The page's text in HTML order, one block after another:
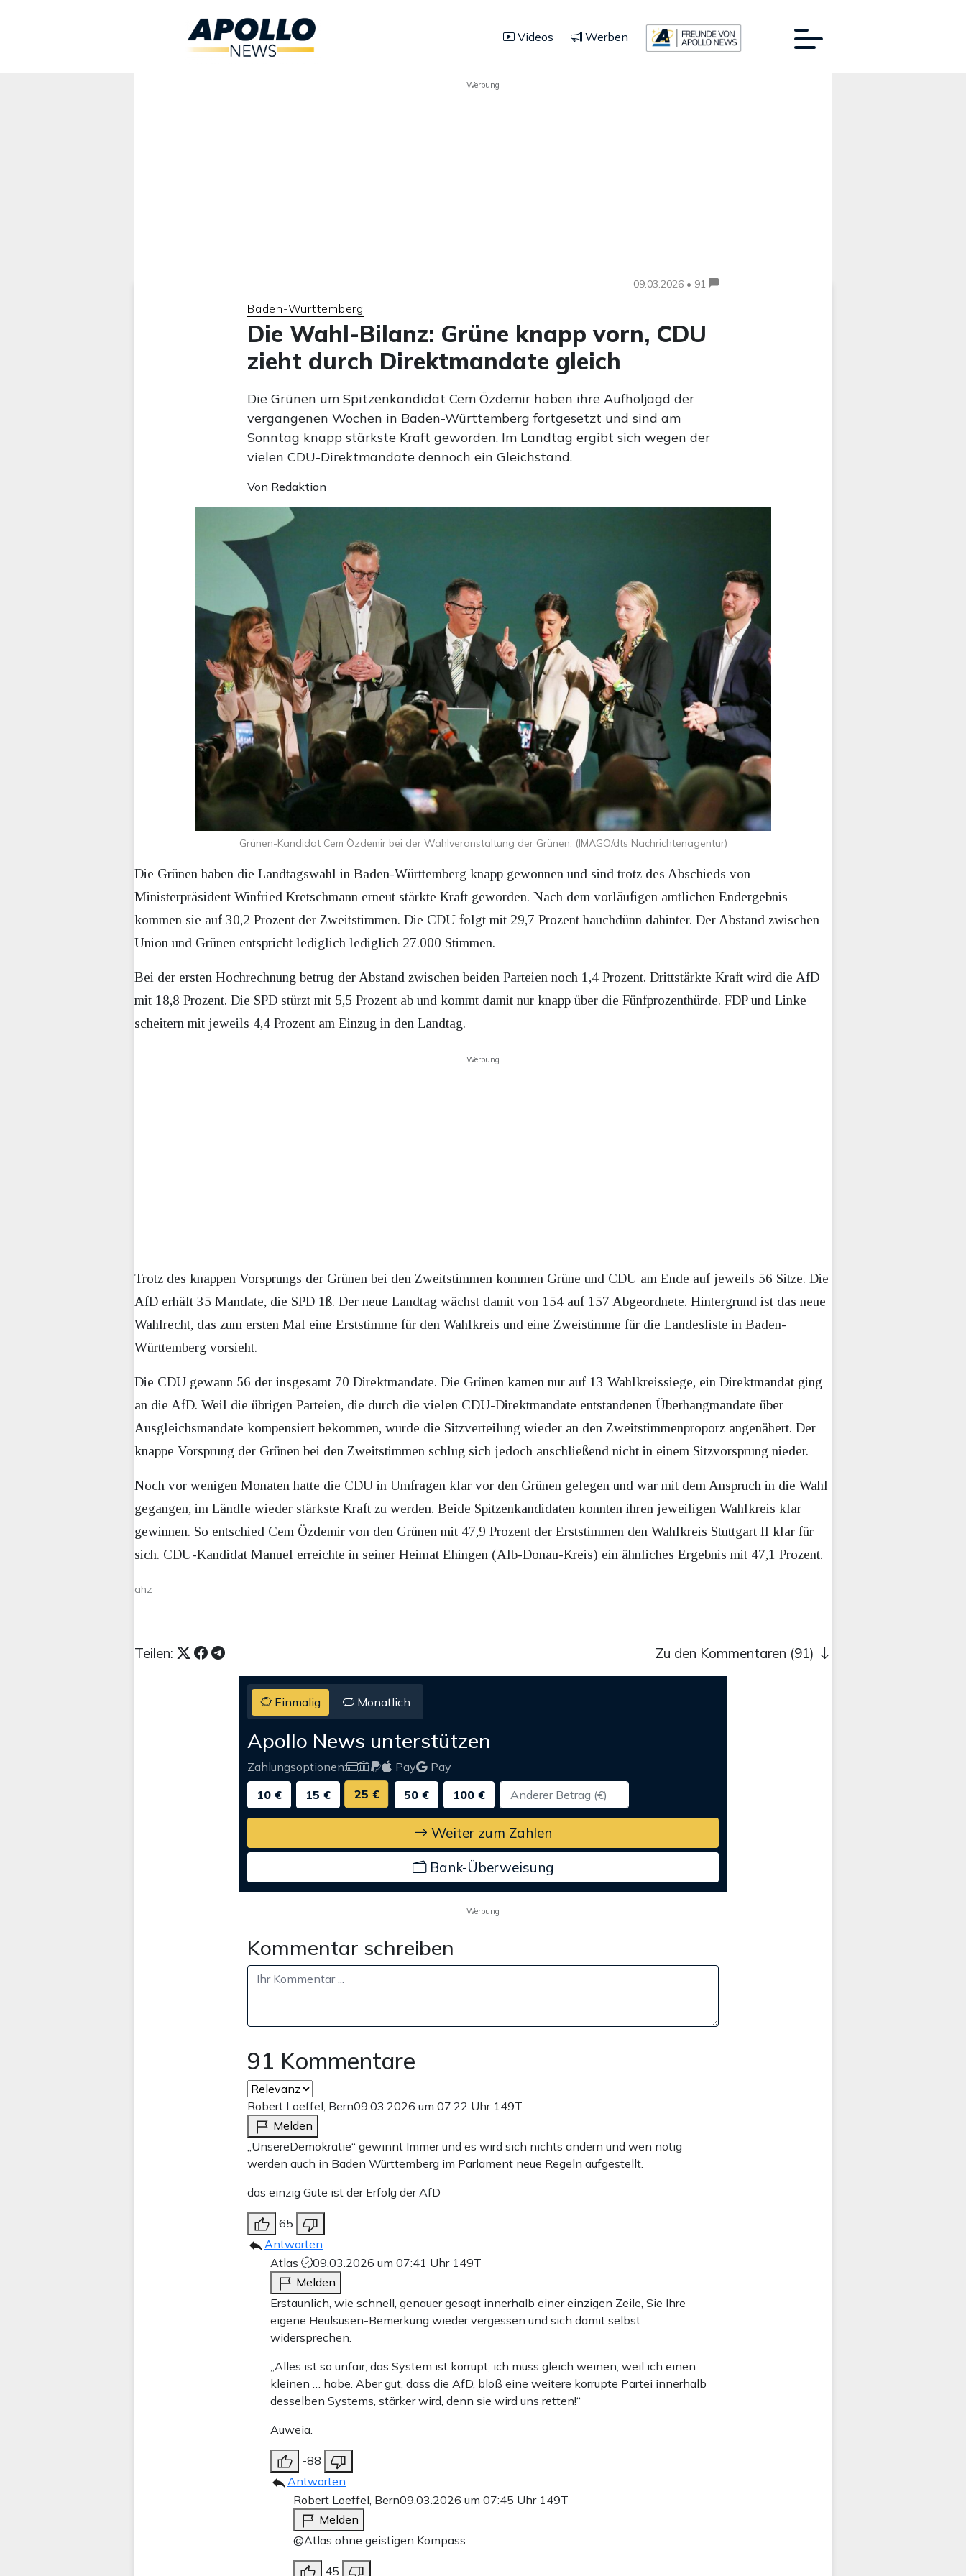
Videos Werben
Werbung
09.03.2026 • 91
Baden-Württemberg
Die Wahl-Bilanz: Grüne knapp vorn, CDU
zieht durch Direktmandate gleich
Die Grünen um Spitzenkandidat Cem Özdemir haben ihre Aufholjagd der
vergangenen Wochen in Baden-Württemberg fortgesetzt und sind am
Sonntag knapp stärkste Kraft geworden. Im Landtag ergibt sich wegen der
vielen CDU-Direktmandate dennoch ein Gleichstand.
Von Redaktion
Grünen-Kandidat Cem Özdemir bei der Wahlveranstaltung der Grünen. (IMAGO/dts Nachrichtenagentur)
Die Grünen haben die Landtagswahl in Baden-Württemberg knapp gewonnen und sind trotz des Abschieds von
Ministerpräsident Winfried Kretschmann erneut stärkte Kraft geworden. Nach dem vorläufigen amtlichen Endergebnis
kommen sie auf 30,2 Prozent der Zweitstimmen. Die CDU folgt mit 29,7 Prozent hauchdünn dahinter. Der Abstand zwischen
Union und Grünen entspricht lediglich lediglich 27.000 Stimmen.
Bei der ersten Hochrechnung betrug der Abstand zwischen beiden Parteien noch 1,4 Prozent. Drittstärkte Kraft wird die AfD
mit 18,8 Prozent. Die SPD stürzt mit 5,5 Prozent ab und kommt damit nur knapp über die Fünfprozenthürde. FDP und Linke
scheitern mit jeweils 4,4 Prozent am Einzug in den Landtag.
Werbung
Trotz des knappen Vorsprungs der Grünen bei den Zweitstimmen kommen Grüne und CDU am Ende auf jeweils 56 Sitze. Die
AfD erhält 35 Mandate, die SPD 1ß. Der neue Landtag wächst damit von 154 auf 157 Abgeordnete. Hintergrund ist das neue
Wahlrecht, das zum ersten Mal eine Erststimme für den Wahlkreis und eine Zweistimme für die Landesliste in Baden-
Württemberg vorsieht.
Die CDU gewann 56 der insgesamt 70 Direktmandate. Die Grünen kamen nur auf 13 Wahlkreissiege, ein Direktmandat ging
an die AfD. Weil die übrigen Parteien, die durch die vielen CDU-Direktmandate entstandenen Überhangmandate über
Ausgleichsmandate kompensiert bekommen, wurde die Sitzverteilung wieder an den Zweitstimmenproporz angenähert. Der
knappe Vorsprung der Grünen bei den Zweitstimmen schlug sich jedoch anschließend nicht in einem Sitzvorsprung nieder.
Noch vor wenigen Monaten hatte die CDU in Umfragen klar vor den Grünen gelegen und war mit dem Anspruch in die Wahl
gegangen, im Ländle wieder stärkste Kraft zu werden. Beide Spitzenkandidaten konnten ihren jeweiligen Wahlkreis klar
gewinnen. So entschied Cem Özdemir von den Grünen mit 47,9 Prozent der Erststimmen den Wahlkreis Stuttgart II klar für
sich. CDU-Kandidat Manuel erreichte in seiner Heimat Ehingen (Alb-Donau-Kreis) ein ähnliches Ergebnis mit 47,1 Prozent.
ahz
Teilen: Zu den Kommentaren (91)
Einmalig Monatlich
Apollo News unterstützen
Zahlungsoptionen: Pay
Pay
10 €
15 € 25 € 50 € 100 €
Weiter zum Zahlen
Bank-Überweisung
Werbung
Kommentar schreiben
91 Kommentare
Robert Loeffel, Bern09.03.2026 um 07:22 Uhr 149T
Melden
„UnsereDemokratie“ gewinnt Immer und es wird sich nichts ändern und wen nötig
werden auch in Baden Württemberg im Parlament neue Regeln aufgestellt.
das einzig Gute ist der Erfolg der AfD
65
Antworten
Atlas
09.03.2026 um 07:41 Uhr 149T
Melden
Erstaunlich, wie schnell, genauer gesagt innerhalb einer einzigen Zeile, Sie Ihre
eigene Heulsusen-Bemerkung wieder vergessen und sich damit selbst
widersprechen.
„Alles ist so unfair, das System ist korrupt, ich muss gleich weinen, weil ich einen
kleinen … habe. Aber gut, dass die AfD, bloß eine weitere korrupte Partei innerhalb
desselben Systems, stärker wird, denn sie wird uns retten!“
Auweia.
-88
Antworten
Robert Loeffel, Bern09.03.2026 um 07:45 Uhr 149T
Melden
@Atlas ohne geistigen Kompass
45